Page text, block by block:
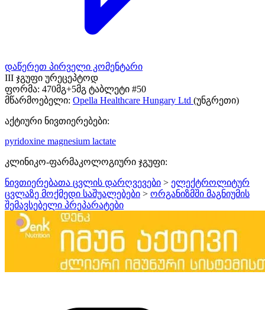
დაწერეთ პირველი კომენტარი
III ჯგუფი ურეცეპტოდ
ფორმა: 470მგ+5მგ ტაბლეტი #50
მწარმოებელი: Opella Healthcare Hungary Ltd (უნგრეთი)
აქტიური ნივთიერებები:
pyridoxine magnesium lactate
კლინიკო-ფარმაკოლოგიური ჯგუფი:
ნივთიერებათა ცვლის დარღვევები > ელექტროლიტურ
ცვლაზე მოქმედი საშუალებები > ორგანიზმში მაგნიუმის
შემავსებელი პრეპარატები